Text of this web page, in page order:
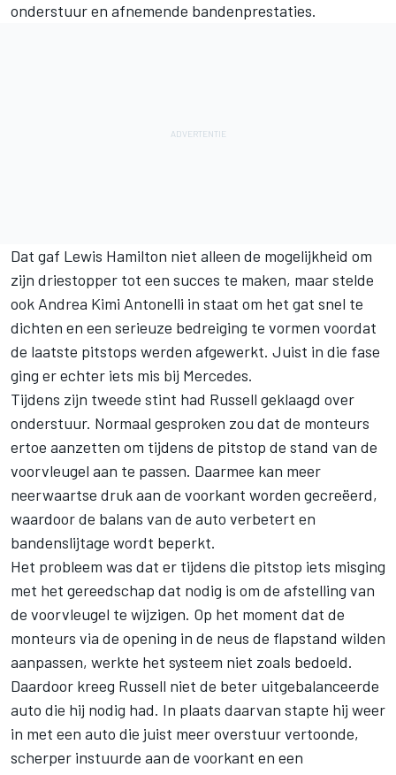
onderstuur en afnemende bandenprestaties.
Dat gaf Lewis Hamilton niet alleen de mogelijkheid om
zijn driestopper tot een succes te maken, maar stelde
ook Andrea Kimi Antonelli in staat om het gat snel te
dichten en een serieuze bedreiging te vormen voordat
de laatste pitstops werden afgewerkt. Juist in die fase
ging er echter iets mis bij Mercedes.
Tijdens zijn tweede stint had Russell geklaagd over
onderstuur. Normaal gesproken zou dat de monteurs
ertoe aanzetten om tijdens de pitstop de stand van de
voorvleugel aan te passen. Daarmee kan meer
neerwaartse druk aan de voorkant worden gecreëerd,
waardoor de balans van de auto verbetert en
bandenslijtage wordt beperkt.
Het probleem was dat er tijdens die pitstop iets misging
met het gereedschap dat nodig is om de afstelling van
de voorvleugel te wijzigen. Op het moment dat de
monteurs via de opening in de neus de flapstand wilden
aanpassen, werkte het systeem niet zoals bedoeld.
Daardoor kreeg Russell niet de beter uitgebalanceerde
auto die hij nodig had. In plaats daarvan stapte hij weer
in met een auto die juist meer overstuur vertoonde,
scherper instuurde aan de voorkant en een